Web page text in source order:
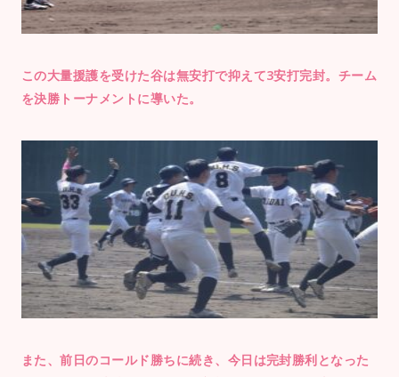
この大量援護を受けた谷は無安打で抑えて3安打完封。チーム
を決勝トーナメントに導いた。
また、前日のコールド勝ちに続き、今日は完封勝利となった